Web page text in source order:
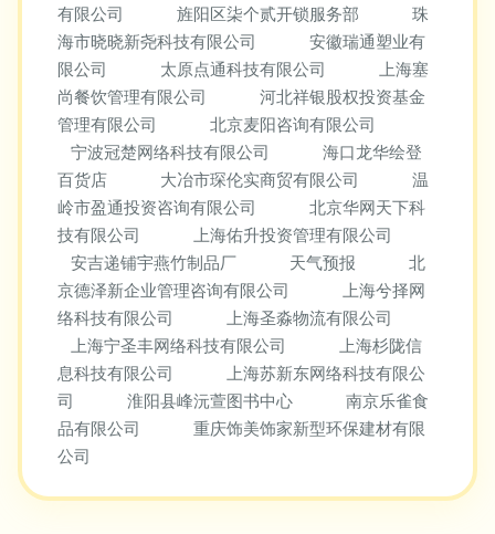
有限公司
旌阳区柒个贰开锁服务部
珠
海市晓晓新尧科技有限公司
安徽瑞通塑业有
限公司
太原点通科技有限公司
上海塞
尚餐饮管理有限公司
河北祥银股权投资基金
管理有限公司
北京麦阳咨询有限公司
宁波冠楚网络科技有限公司
海口龙华绘登
百货店
大冶市琛伦实商贸有限公司
温
岭市盈通投资咨询有限公司
北京华网天下科
技有限公司
上海佑升投资管理有限公司
安吉递铺宇燕竹制品厂
天气预报
北
京德泽新企业管理咨询有限公司
上海兮择网
络科技有限公司
上海圣淼物流有限公司
上海宁圣丰网络科技有限公司
上海杉陇信
息科技有限公司
上海苏新东网络科技有限公
司
淮阳县峰沅萱图书中心
南京乐雀食
品有限公司
重庆饰美饰家新型环保建材有限
公司